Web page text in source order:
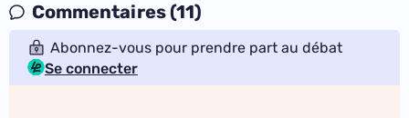
Commentaires (11)
Abonnez-vous pour prendre part au débat
Se connecter